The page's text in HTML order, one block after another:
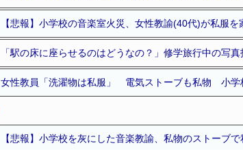
【悲報】小学校の音楽室火災、女性教諭(40代)が私服
「駅の床に座らせるのはどうなの？」修学旅行中の写
女性教員「洗濯物は私服」 電気ストーブも私物 小学
【悲報】小学校を灰にした音楽教諭、私物のストーブ